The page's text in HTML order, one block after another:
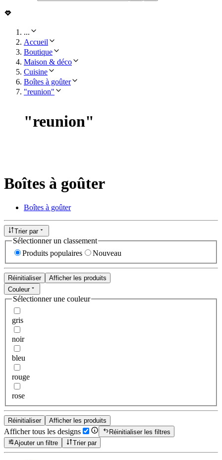
...
Accueil
Boutique
Maison & déco
Cuisine
Boîtes à goûter
"reunion"
"reunion"
Boîtes à goûter
Boîtes à goûter
Trier par
Sélectionner un classement
Produits populaires
Nouveau
Réinitialiser
Afficher les produits
Couleur
Sélectionner une couleur
gris
noir
bleu
rouge
rose
Réinitialiser Afficher les produits
Afficher tous les designs
Réinitialiser les filtres
Ajouter un filtre
Trier par